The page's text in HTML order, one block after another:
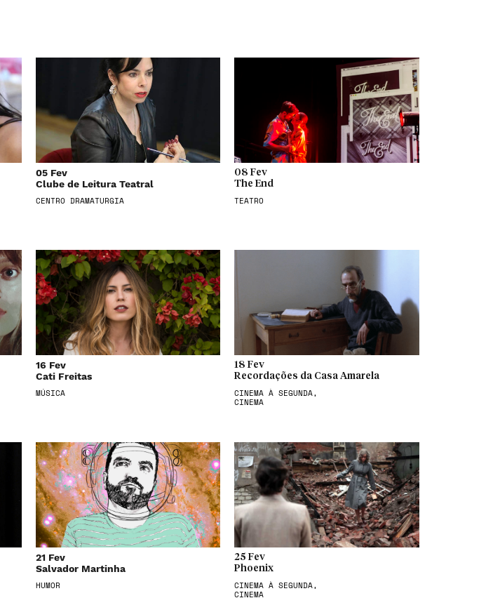
05 Fev
Clube de Leitura Teatral
CENTRO DRAMATURGIA
08 Fev
The End
TEATRO
16 Fev
Cati Freitas
MÚSICA
18 Fev
Recordações da Casa Amarela
CINEMA À SEGUNDA,
CINEMA
21 Fev
Salvador Martinha
HUMOR
25 Fev
Phoenix
CINEMA À SEGUNDA,
CINEMA